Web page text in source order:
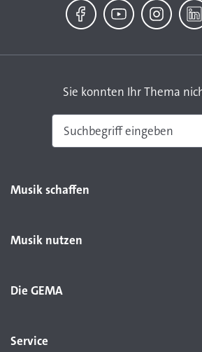
Sie konnten Ihr Thema
Musik schaffen
Musik nutzen
Die GEMA
Service